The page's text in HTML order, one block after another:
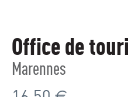
Office de
Marennes
€